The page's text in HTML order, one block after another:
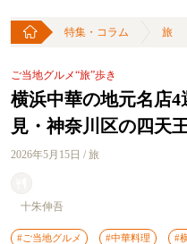
特集・コラム 旅
ご当地グルメ“旅”歩き
横浜中華の地元名店
見・神奈川区の四天
2026年5月15日 / 旅
十朱伸吾
#ご当地グルメ #中華料理 #